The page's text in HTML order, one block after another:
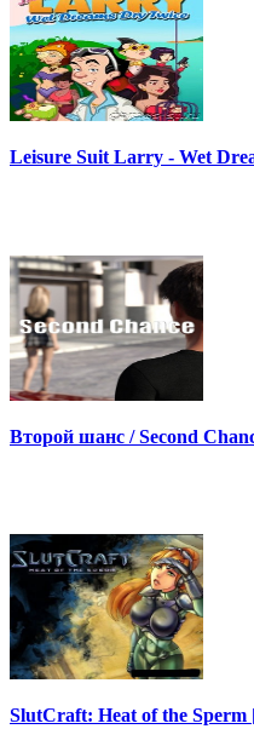
Leisure Suit Larry - Wet
Второй шанс / Second
SlutCraft: Heat of the